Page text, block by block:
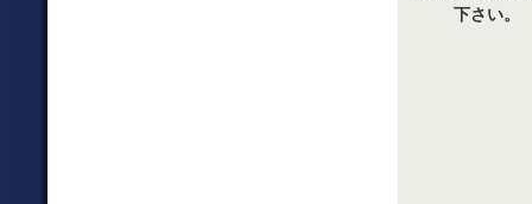
下さい。